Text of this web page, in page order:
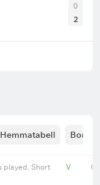
0
2
Hemmatabell
played. Short V O